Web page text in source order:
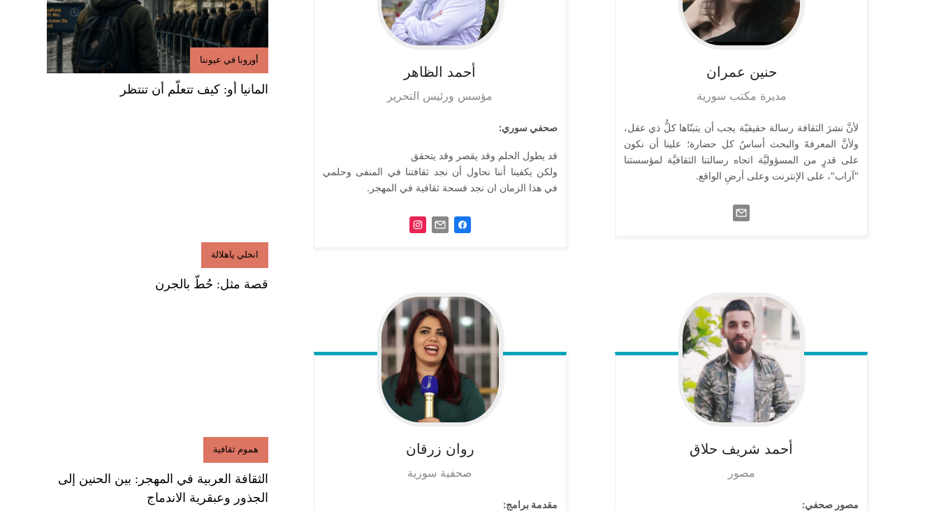
أحمد الظاهر
مؤسس ورئيس التحرير
صحفي سوري:
قد يطول الحلم وقد يقصر وقد يتحقق
ولكن يكفينا أننا نحاول أن نجد ثقافتنا في المنفى وحلمي
في هذا الزمان ان نجد فسحة ثقافية في المهجر.
حنين عمران
مديرة مكتب سورية
لأنَّ نشرَ الثقافة رسالة حقيقيّة يجب أن يتبنّاها كلُّ ذي عقل،
ولأنَّ المعرفةَ والبحث أساسُ كل حضارة؛ علينا أن نكون
على قدرٍ من المسؤوليَّة اتجاه رسالتنا الثقافيَّة لمؤسستنا
"آراب"، على الإنترنت وعلى أرضِ الواقع.
روان زرقان
صحفية سورية
مقدمة برامج:
أحمد شريف حلاق
مصور
مصور صحفي:
أوروبا في عيوننا
المانيا أو: كيف تتعلّم أن تنتظر
انخلي ياهلالة
قصة مثل: حُطّ بالجرن
هموم ثقافية
الثقافة العربية في المهجر: بين الحنين إلى
الجذور وعبقرية الاندماج